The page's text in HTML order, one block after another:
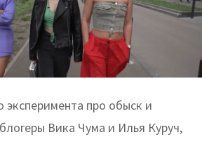
про обыск и
Вика Чума и Илья Куруч,